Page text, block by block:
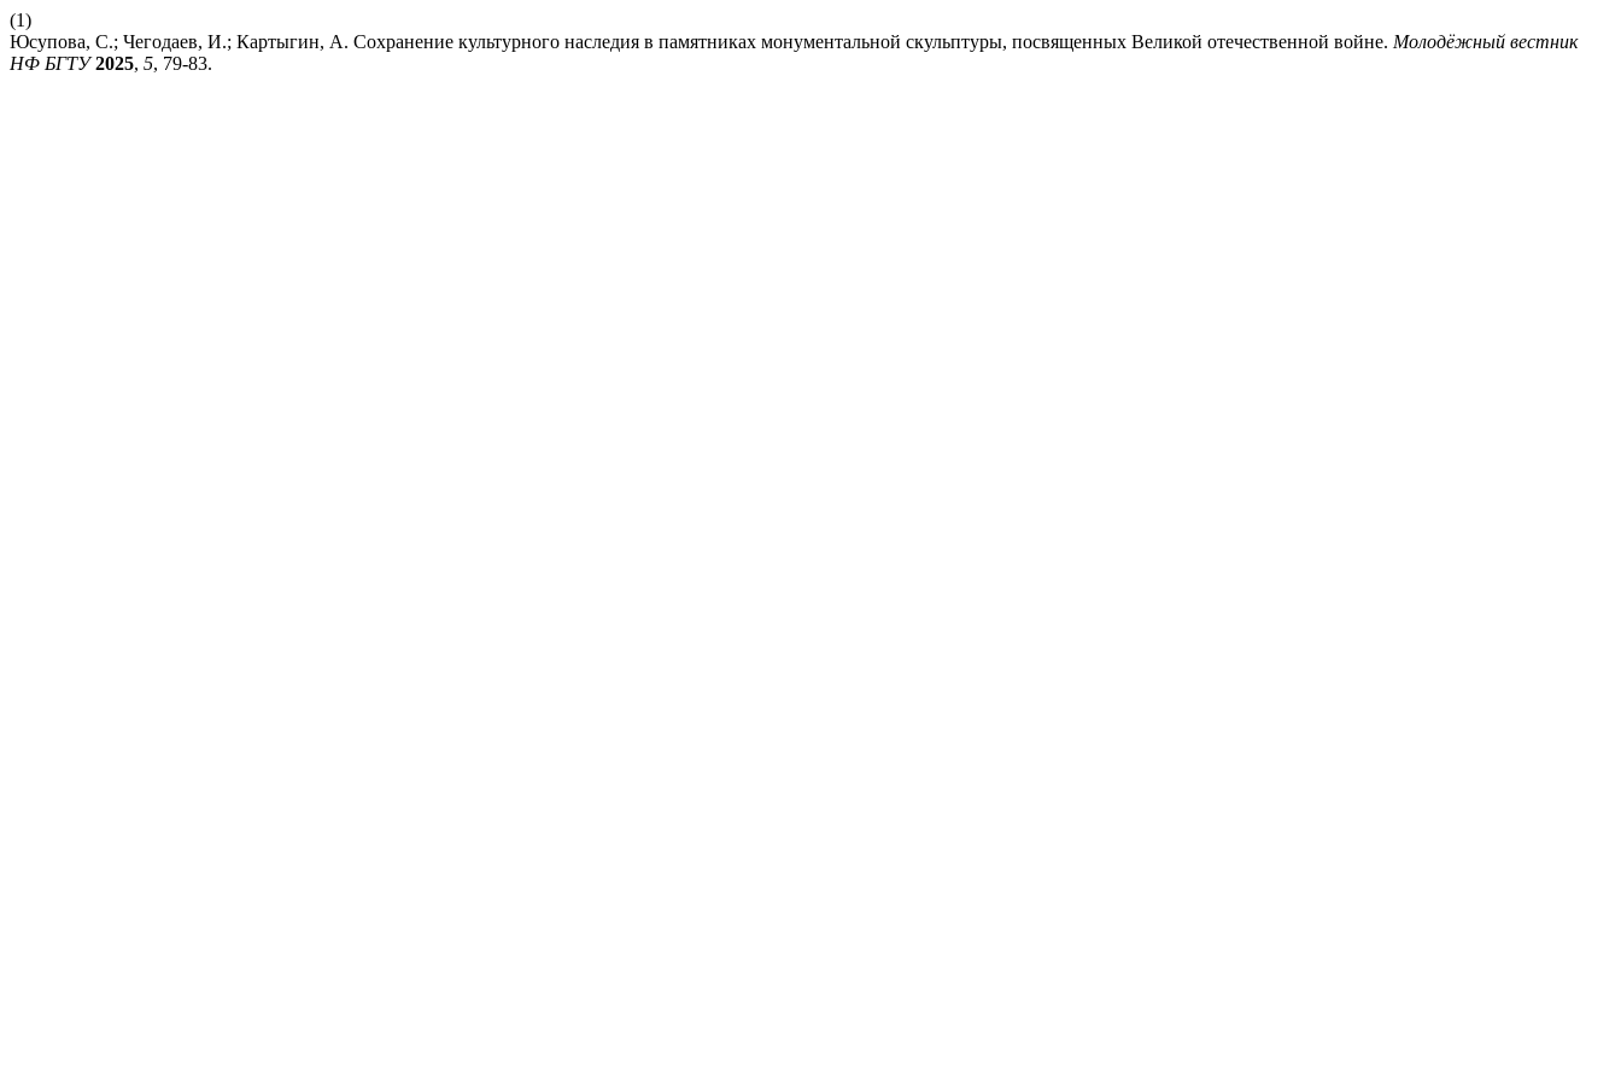
(1)
Юсупова, С.; Чегодаев, И.; Картыгин, А. Сохранение культурного наследия в памятниках монументальной скульптуры, посвященных Великой отечественной войне. Молодёжный вестник
НФ БГТУ 2025, 5, 79-83.